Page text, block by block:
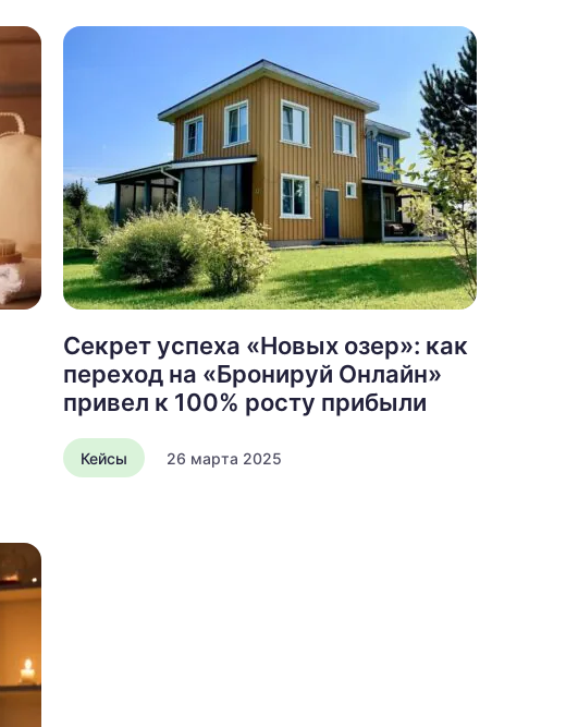
Секрет успеха «Новых озер»: как
переход на «Бронируй Онлайн»
привел к 100% росту прибыли
Кейсы 26 марта 2025